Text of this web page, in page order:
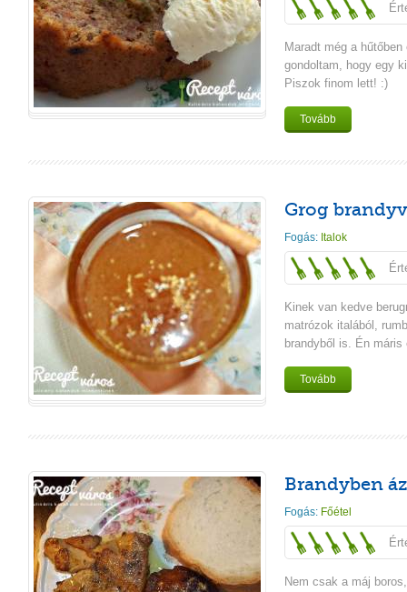
Maradt még a
gondoltam, hogy egy
Piszok finom lett! :)
Tovább
Grog
Fogás: Italok
Kinek van kedve
matrózok italából,
brandyből is. Én
Tovább
Brandyben
Fogás: Főétel
Nem csak a máj